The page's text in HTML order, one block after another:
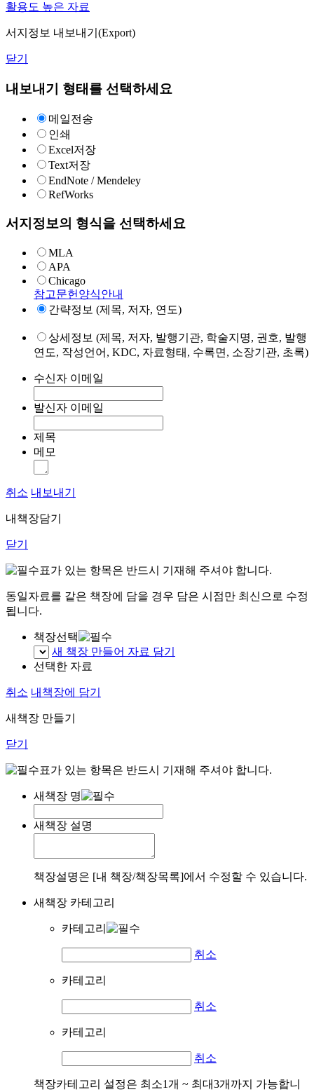
활용도 높은 자료
서지정보 내보내기(Export)
닫기
내보내기 형태를 선택하세요
메일전송
인쇄
Excel저장
Text저장
EndNote / Mendeley
RefWorks
서지정보의 형식을 선택하세요
MLA
APA
Chicago
참고문헌양식안내
간략정보 (제목, 저자, 연도)
상세정보 (제목, 저자, 발행기관, 학술지명, 권호, 발행
연도, 작성언어, KDC, 자료형태, 수록면, 소장기관, 초록)
수신자 이메일
발신자 이메일
제목
메모
취소 내보내기
내책장담기
닫기
표가 있는 항목은 반드시 기재해 주셔야 합니다.
동일자료를 같은 책장에 담을 경우 담은 시점만 최신으로 수정
됩니다.
책장선택
새 책장 만들어 자료 담기
선택한 자료
취소 내책장에 담기
새책장 만들기
닫기
표가 있는 항목은 반드시 기재해 주셔야 합니다.
새책장 명
새책장 설명
책장설명은 [내 책장/책장목록]에서 수정할 수 있습니다.
새책장 카테고리
카테고리
취소
카테고리
취소
카테고리
취소
책장카테고리 설정은 최소1개 ~ 최대3개까지 가능합니